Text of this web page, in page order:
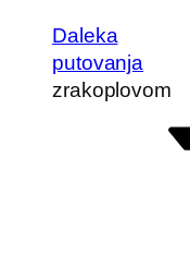
Daleka
putovanja
zrakoplovom